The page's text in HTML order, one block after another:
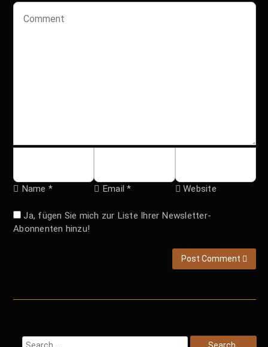
Name * Email * Website
Ja, fügen Sie mich zur Liste Ihrer Newsletter-
Abonnenten hinzu!
Post Comment